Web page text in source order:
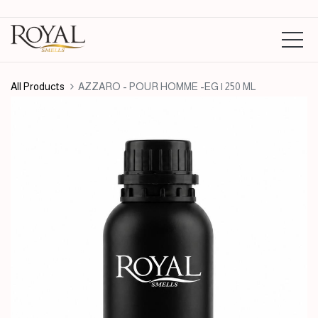
All Products AZZARO - POUR HOMME -EG | 250 ML